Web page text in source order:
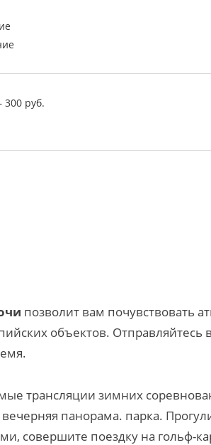
300 руб.
позволит вам почувствовать
объектов. Отправляйтесь
трансляции зимних
панорама. парка.
совершите поездку на гольф-